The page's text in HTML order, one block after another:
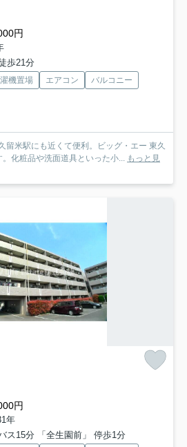
円
歩21分
機置場 エアコン
バルコニー
留米駅にも近くて便利。ビッグ・エー 東久
化粧品や洗面道具といった小... もっと見
円
年
ス15分 「全生園前」 停歩1分